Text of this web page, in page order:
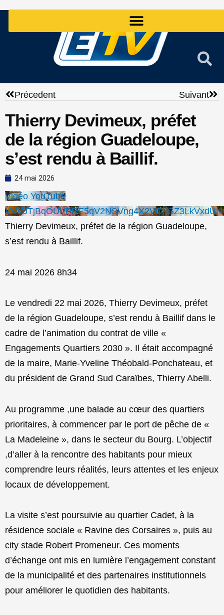
Précédent
Précedent Suivant
Thierry Devimeux, préfet
de la région Guadeloupe,
s’est rendu à Baillif.
24 mai 2026
Vidéo YouTube
Thierry Devimeux, préfet de la région Guadeloupe,
s’est rendu à Baillif.
24 mai 2026 8h34
Le vendredi 22 mai 2026, Thierry Devimeux, préfet
de la région Guadeloupe, s’est rendu à Baillif dans le
cadre de l’animation du contrat de ville «
Engagements Quartiers 2030 ». Il était accompagné
de la maire, Marie-Yveline Théobald-Ponchateau, et
du président de Grand Sud Caraïbes, Thierry Abelli.
Au programme ,une balade au cœur des quartiers
prioritaires, à commencer par le port de pêche de «
La Madeleine », dans le secteur du Bourg. L’objectif
,d’aller à la rencontre des habitants pour mieux
comprendre leurs réalités, leurs attentes et les enjeux
locaux de développement.
La visite s’est poursuivie au quartier Cadet, à la
résidence sociale « Ravine des Corsaires », puis au
city stade Robert Promeneur. Ces moments
d’échange ont mis en lumière l’engagement constant
de la municipalité et des partenaires institutionnels
pour améliorer le quotidien des habitants.